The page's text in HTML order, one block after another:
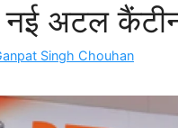
नई अटल
Singh Chouhan